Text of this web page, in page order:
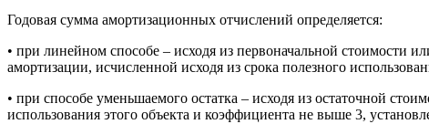
Годовая сумма амортизационных отчислений определяется:
• при линейном способе – исходя из первоначальной стоимости
амортизации, исчисленной исходя из срока полезного
• при способе уменьшаемого остатка – исходя из остаточной
использования этого объекта и коэффициента не выше 3,